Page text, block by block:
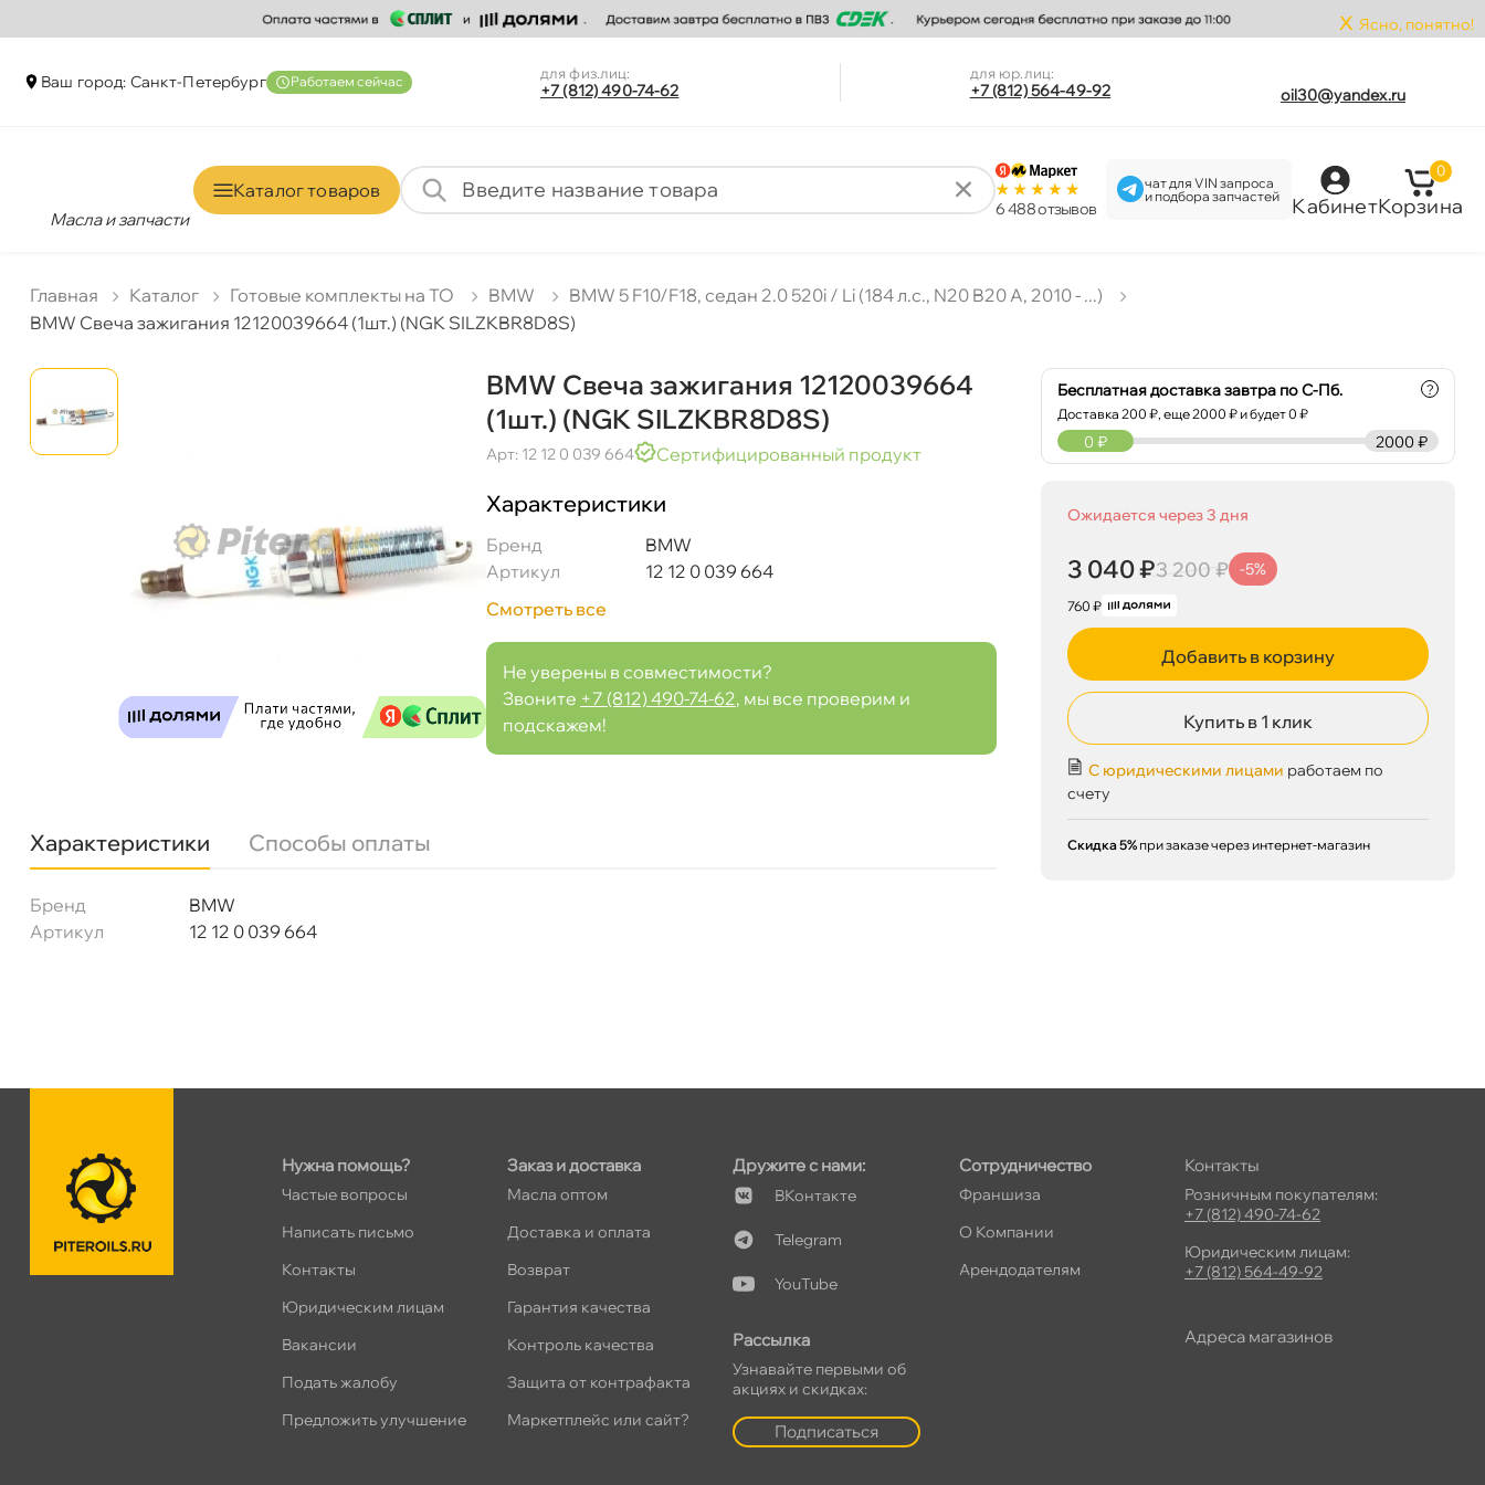
x Ясно, понятно!
аш город: Санкт-Петербур Работаем сейчас для физ.лиц:
+7 (812) 490-74-62
для юр.лиц:
+7 (812) 564-49-92 oil30@yandex.ru
Масла и запчасти
Каталог товаро
6 488 отзыво
чат для VIN запроса
и подбора запчастей
Кабинет
0
Корзина
Главная Катало Готовые комплекты на ТО BMW
BMW 5 F10/F18, седан 2.0 520i / Li (184 л.с., N20 B20 A, 2010 - ...)
BMW Свеча зажигания 12120039664 (1шт.) (NGK SILZKBR8D8S)
BMW Свеча зажигания 12120039664
(1шт.) (NGK SILZKBR8D8S)
Арт: 12 12 0 039 664 Сертифицированный продукт
Характеристики
Бренд
BMW
Артикул
12 12 0 039 664
Смотреть все
Не уверены в совместимости?
Звоните +7 (812) 490-74-62, мы все проверим и
подскажем!
Характеристики Способы оплаты
Бренд
BMW
Артикул
12 12 0 039 664
Бесплатная доставка завтра по С-Пб.
Доставка200 ₽, еще2000 ₽ и будет 0 ₽
?
2000 ₽
0 ₽
Ожидается через 3 дня
3 040 ₽3 200 ₽ -5%
760 ₽
Добавить в корзину
Купить в 1 клик
С юридическими лицами работаем по
счету
Скидка 5% при заказе через интернет-магазин
BMW Свеча зажигания 12120039664 (1шт.) (NGK SILZKBR8D8S)
Завтра, 08.08 (при заказе от 2000₽) Сегодня, 08.08
Самовывоз Сегодня
Сегодня, бесплатно
Богатырский пр. 12
пр.Науки 10к1 (2 этаж)
ПН–ВС
Сегодня, бесплатно
Нужна помощь?
Частые вопросы
Написать письмо
Контакты
Юридическим лицам
акансии
Подать жалобу
Предложить улучшение
Заказ и доставка
Масла оптом
Доставка и оплата
озврат
Гарантия качества
Контроль качества
Защита от контрафакта
Маркетплейс или сайт?
Дружите с нами:
Контакте
Telegram
YouTube
Рассылка
Узнавайте первыми о
акциях и скидках:
Подписаться
Сотрудничество
Франшиза
О Компании
Арендодателям
Контакты
Розничным покупателям:
+7 (812) 490-74-62
Юридическим лицам:
+7 (812) 564-49-92
Адреса магазино